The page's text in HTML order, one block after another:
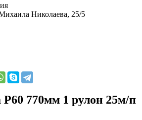
Николаева, 25/5
770мм 1 рулон 25м/п